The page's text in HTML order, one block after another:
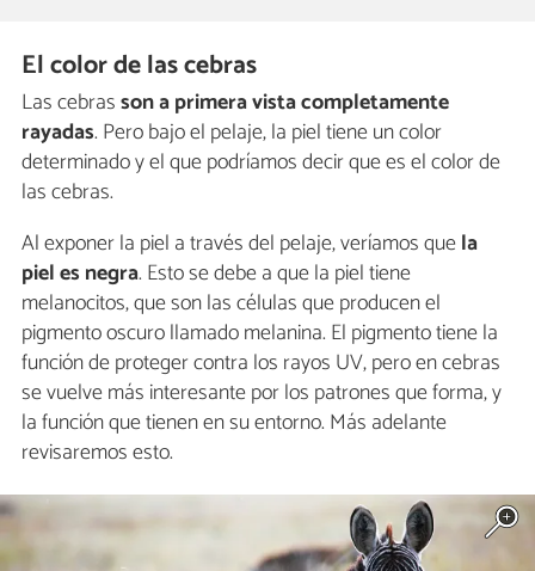
El color de las cebras
Las cebrasson a primera vista completamente
rayadas. Pero bajo el pelaje, la piel tiene un color
determinado y el que podríamos decir que es el color de
las cebras.
Al exponer la piel a través del pelaje, veríamos quela
piel es negra. Esto se debe a que la piel tiene
melanocitos, que son las células que producen el
pigmento oscuro llamado melanina. El pigmento tiene la
función de proteger contra los rayos UV, pero en cebras
se vuelve más interesante por los patrones que forma, y
la función que tienen en su entorno. Más adelante
revisaremos esto.